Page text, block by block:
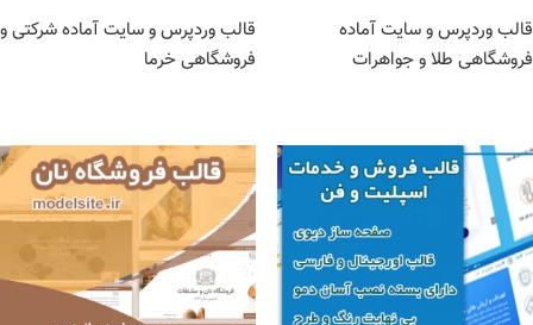
قالب وردپرس و سایت آماده
فروشگاهی طلا و جواهرات
قالب وردپرس و سایت آماده شرکتی و
فروشگاهی خرما